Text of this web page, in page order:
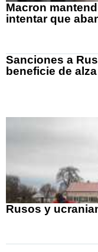
Macron
intentar que
Sanciones a
beneficie de
Rusos y